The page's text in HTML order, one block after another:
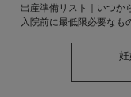
出産準備リスト｜いつか
入院前に最低限必要なも